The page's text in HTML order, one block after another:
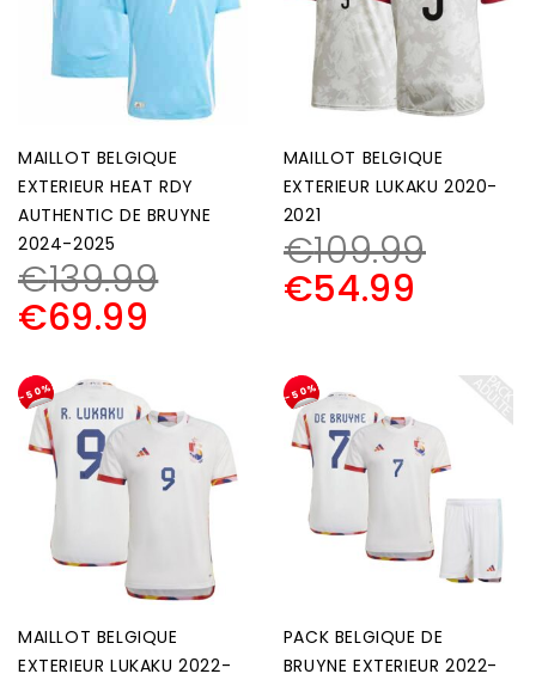
MAILLOT BELGIQUE
EXTERIEUR HEAT RDY
AUTHENTIC DE BRUYNE
2024-2025
€139.99
€69.99
MAILLOT BELGIQUE
EXTERIEUR LUKAKU 2020-
2021
€109.99
€54.99
-50%
MAILLOT BELGIQUE
EXTERIEUR LUKAKU 2022-
-50%
PACK BELGIQUE DE
BRUYNE EXTERIEUR 2022-